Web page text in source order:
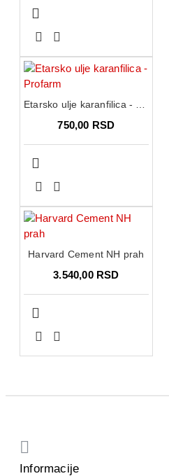
750,00 RSD
Harvard Cement NH prah
3.540,00 RSD
Informacije